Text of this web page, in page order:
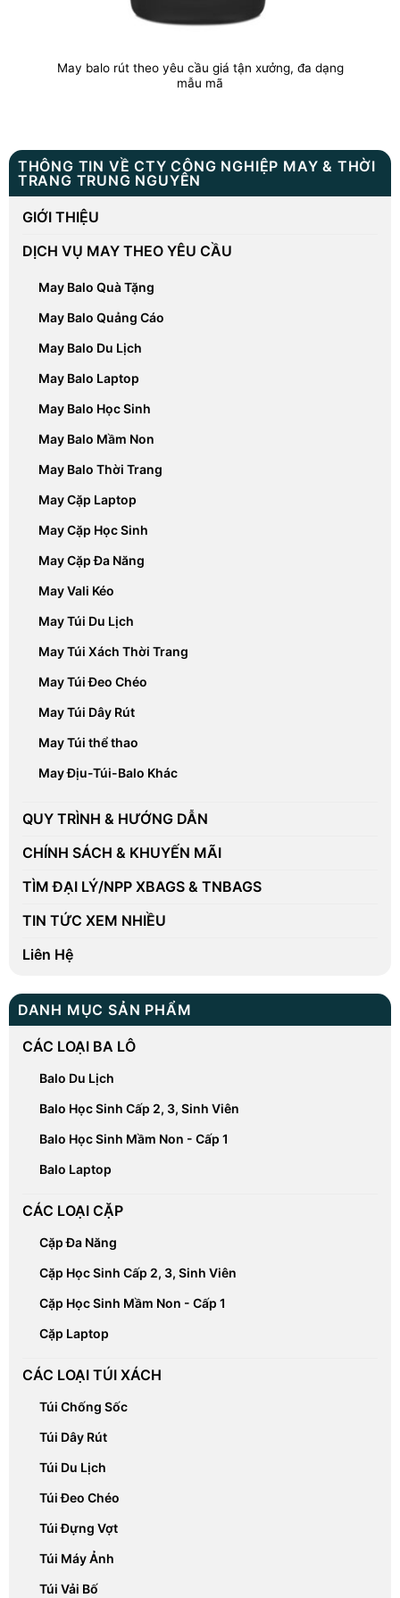
THÔNG TIN VỀ CTY CÔNG NGHIỆP MAY & THỜI
TRANG TRUNG NGUYÊN
GIỚI THIỆU
DỊCH VỤ MAY THEO YÊU CẦU
May Balo Quà Tặng
May Balo Quảng Cáo
May Balo Du Lịch
May Balo Laptop
May Balo Học Sinh
May Balo Mầm Non
May Balo Thời Trang
May Cặp Laptop
May Cặp Học Sinh
May Cặp Đa Năng
May Vali Kéo
May Túi Du Lịch
May Túi Xách Thời Trang
May Túi Đeo Chéo
May Túi Dây Rút
May Túi thể thao
May Địu-Túi-Balo Khác
QUY TRÌNH & HƯỚNG DẪN
CHÍNH SÁCH & KHUYẾN MÃI
TÌM ĐẠI LÝ/NPP XBAGS & TNBAGS
TIN TỨC XEM NHIỀU
Liên Hệ
DANH MỤC SẢN PHẨM
CÁC LOẠI BA LÔ
Balo Du Lịch
Balo Học Sinh Cấp 2, 3, Sinh Viên
Balo Học Sinh Mầm Non - Cấp 1
Balo Laptop
CÁC LOẠI CẶP
Cặp Đa Năng
Cặp Học Sinh Cấp 2, 3, Sinh Viên
Cặp Học Sinh Mầm Non - Cấp 1
Cặp Laptop
CÁC LOẠI TÚI XÁCH
Túi Chống Sốc
Túi Dây Rút
Túi Du Lịch
Túi Đeo Chéo
Túi Đựng Vợt
Túi Máy Ảnh
Túi Vải Bố
May balo rút theo yêu cầu giá tận xưởng, đa dạng
mẫu mã